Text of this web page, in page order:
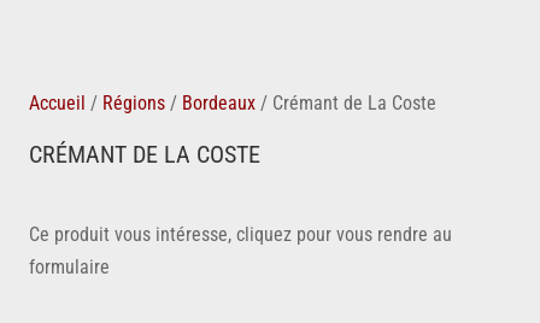
Accueil / Régions / Bordeaux / Crémant de La Coste
CRÉMANT DE LA COSTE
Ce produit vous intéresse, cliquez pour vous rendre au
formulaire